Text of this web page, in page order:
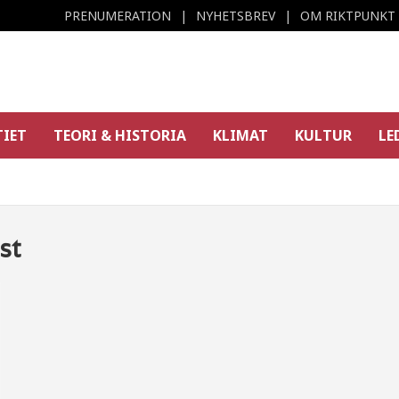
PRENUMERATION NYHETSBREV OM RIKTPUNKT
TEORI & HISTORIA KLIMAT KULTUR